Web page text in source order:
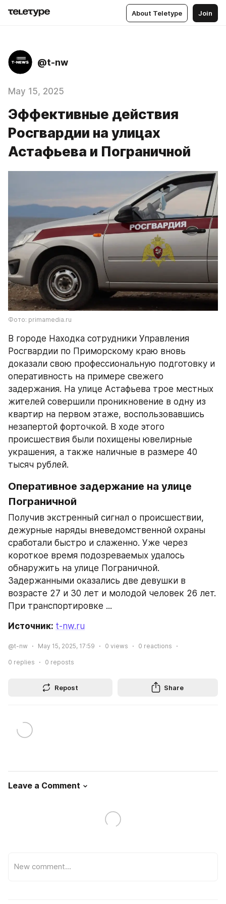
About Teletype Join
@t-nw
May 15, 2025
Эффективные действия
Росгвардии на улицах
Астафьева и Пограничной
Фото: primamedia.ru
В городе Находка сотрудники Управления
Росгвардии по Приморскому краю вновь
доказали свою профессиональную подготовку и
оперативность на примере свежего
задержания. На улице Астафьева трое местных
жителей совершили проникновение в одну из
квартир на первом этаже, воспользовавшись
незапертой форточкой. В ходе этого
происшествия были похищены ювелирные
украшения, а также наличные в размере 40
тысяч рублей.
Оперативное задержание на улице
Пограничной
Получив экстренный сигнал о происшествии,
дежурные наряды вневедомственной охраны
сработали быстро и слаженно. Уже через
короткое время подозреваемых удалось
обнаружить на улице Пограничной.
Задержанными оказались две девушки в
возрасте 27 и 30 лет и молодой человек 26 лет.
При транспортировке ...
Источник: t-nw.ru
@t-nw May 15, 2025, 17:59 0 views 0 reactions
0 replies 0 reposts
Repost Share
Leave a Comment